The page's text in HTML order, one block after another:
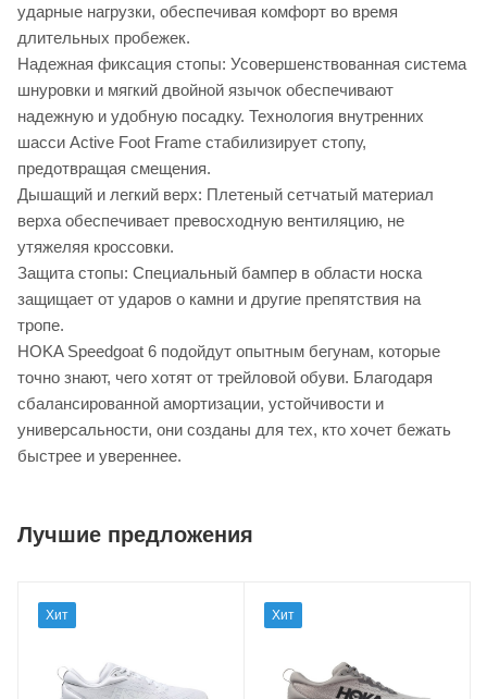
ударные нагрузки, обеспечивая комфорт во время
длительных пробежек.
Надежная фиксация стопы: Усовершенствованная система
шнуровки и мягкий двойной язычок обеспечивают
надежную и удобную посадку. Технология внутренних
шасси Active Foot Frame стабилизирует стопу,
предотвращая смещения.
Дышащий и легкий верх: Плетеный сетчатый материал
верха обеспечивает превосходную вентиляцию, не
утяжеляя кроссовки.
Защита стопы: Специальный бампер в области носка
защищает от ударов о камни и другие препятствия на
тропе.
HOKA Speedgoat 6 подойдут опытным бегунам, которые
точно знают, чего хотят от трейловой обуви. Благодаря
сбалансированной амортизации, устойчивости и
универсальности, они созданы для тех, кто хочет бежать
быстрее и увереннее.
Лучшие предложения
Хит Хит